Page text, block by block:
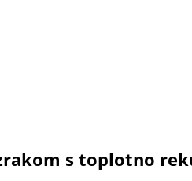
s toplotno